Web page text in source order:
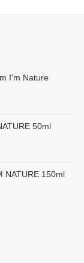
I'm Nature
50ml
NATURE 150ml